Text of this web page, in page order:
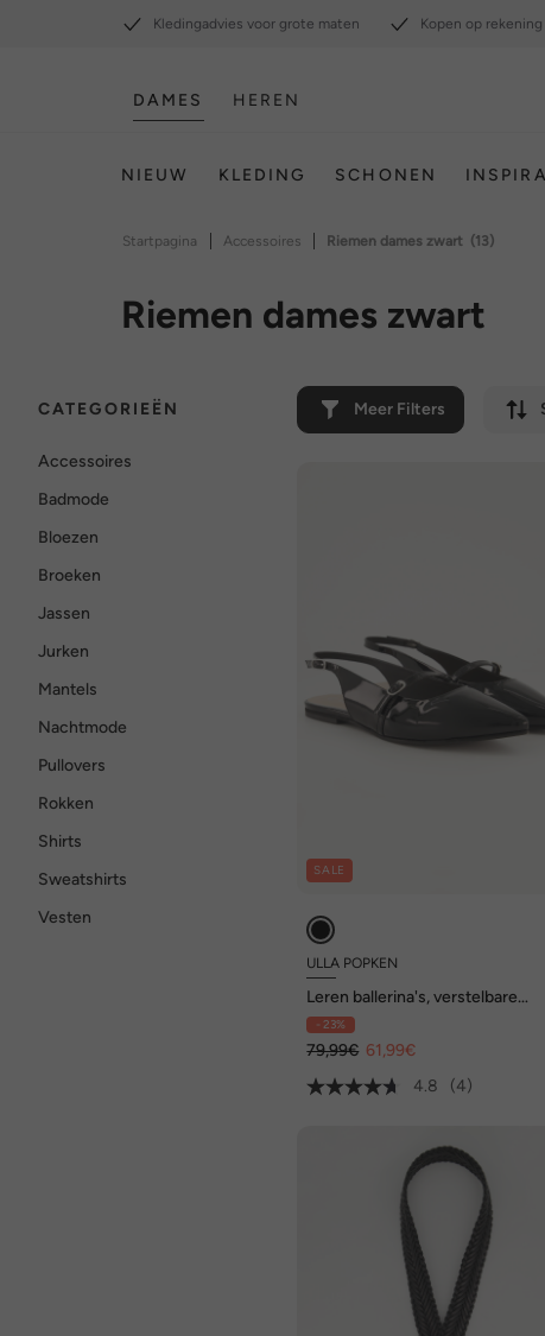
Kledingadvies voor grote maten Kopen op rekening
DAMES HEREN
NIEUW KLEDING SCHONEN
Startpagina | Accessoires | Riemen dames zwart (13)
Riemen dames zwart
CATEGORIEËN Meer Filters
Accessoires
Badmode
Bloezen
Broeken
Jassen
Jurken
Mantels
Nachtmode
Pullovers
Rokken
Shirts
Sweatshirts
Vesten
SALE
ULLA POPKEN
Leren ballerina's, verstelbare
riemen, wijdte H
- 23%
79,99€ 61,99€
4.8
(4)